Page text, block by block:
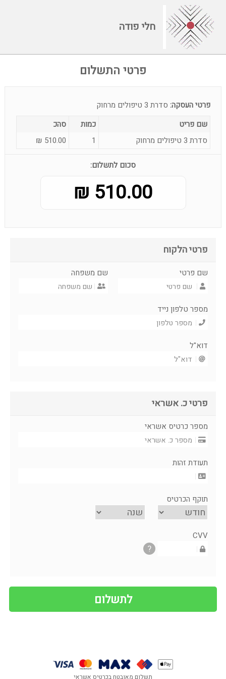
חלי פודה
פרטי התשלום
פרטי העסקה: סדרת 3 טיפולים מרחוק
שם פריט
כמות
סהכ
סדרת 3 טיפולים מרחוק
1
510.00
₪
סכום לתשלום:
510.00 ₪
פרטי הלקוח
שם פרטי שם משפחה
מספר טלפון נייד
דוא"ל
פרטי כ. אשראי
מספר כרטיס אשראי
תעודת זהות
תוקף הכרטיס
CVV
?
תשלום מאובטח בכרטיס אשראי